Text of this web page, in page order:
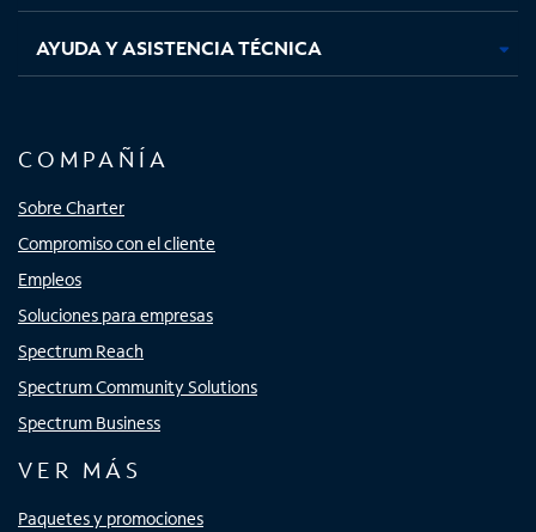
AYUDA Y ASISTENCIA TÉCNICA
COMPAÑÍA
Sobre Charter
Compromiso con el cliente
Empleos
Soluciones para empresas
Spectrum Reach
Spectrum Community Solutions
Spectrum Business
VER MÁS
Paquetes y promociones